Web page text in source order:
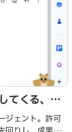
てくる、お
ジェント。許可